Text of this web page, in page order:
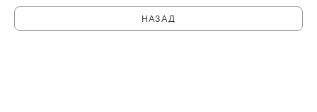
НАЗАД